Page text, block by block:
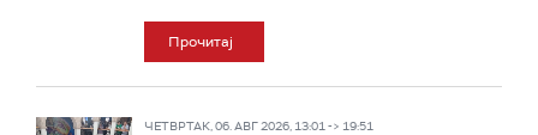
Прочитај
ЧЕТВРТАК, 06. АВГ 2026, 13:01 -> 19:51